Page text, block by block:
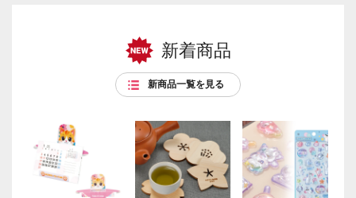
新着商品
新商品一覧を見る